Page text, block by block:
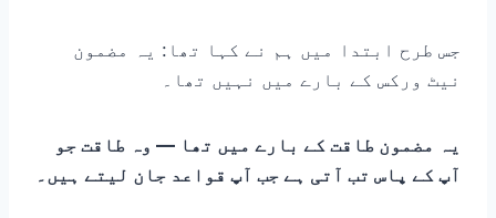
جس طرح ابتدا میں ہم نے کہا تھا: یہ مضمون
نیٹ ورکس کے بارے میں نہیں تھا۔
یہ مضمون طاقت کے بارے میں تھا — وہ طاقت جو
آپ کے پاس تب آتی ہے جب آپ قواعد جان لیتے ہیں۔